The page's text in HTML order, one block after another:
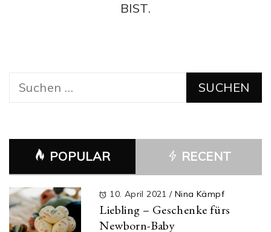
BIST.
Suchen
POPULAR RECENT
10. April 2021/ Nina Kämpf
Liebling – Geschenke fürs
Newborn-Baby